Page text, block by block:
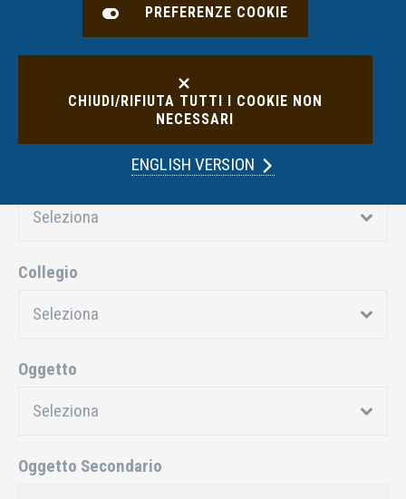
PREFERENZE COOKIE
CHIUDI/RIFIUTA TUTTI I COOKIE NON
NECESSARI
ENGLISH VERSION
con sottocategoria Informativa
FILTRA RISULTATI
Collegio
Oggetto
Oggetto Secondario